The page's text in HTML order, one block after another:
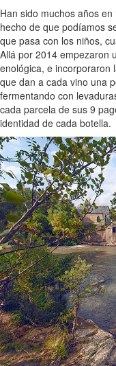
Han sido muchos años en
hecho de que podíamos
que pasa con los niños,
Allá por 2014 empezaron
enológica, e incorporaron
que dan a cada vino una
fermentando con
cada parcela de sus 9
identidad de cada botella.